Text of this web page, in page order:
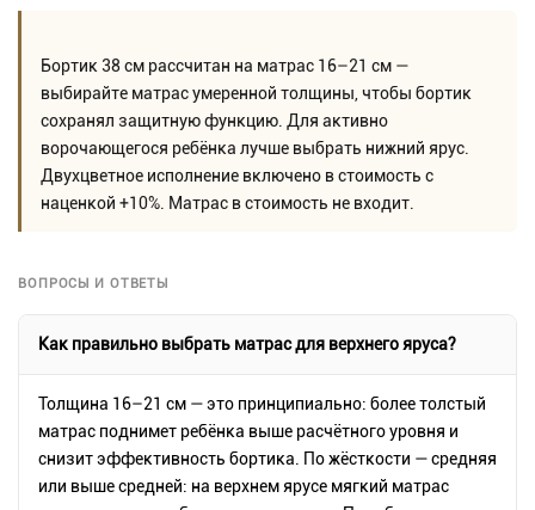
Бортик 38 см рассчитан на матрас 16–21 см —
выбирайте матрас умеренной толщины, чтобы бортик
сохранял защитную функцию. Для активно
ворочающегося ребёнка лучше выбрать нижний ярус.
Двухцветное исполнение включено в стоимость с
наценкой +10%. Матрас в стоимость не входит.
ВОПРОСЫ И ОТВЕТЫ
Как правильно выбрать матрас для верхнего яруса?
Толщина 16–21 см — это принципиально: более толстый
матрас поднимет ребёнка выше расчётного уровня и
снизит эффективность бортика. По жёсткости — средняя
или выше средней: на верхнем ярусе мягкий матрас